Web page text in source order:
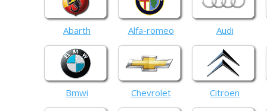
Abarth Alfa-romeo Audi
Bmwi Chevrolet Citroen